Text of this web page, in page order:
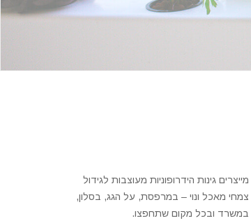
מייצרים גינות הידרופוניות מעוצבות לגידול
צמחי מאכל ונוי – במרפסת, על הגג, בסלון,
במשרד ובכל מקום שתחפצו.